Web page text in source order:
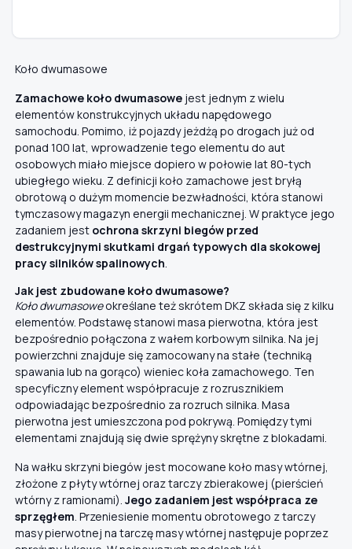
Koło dwumasowe
Zamachowe koło dwumasowe jest jednym z wielu
elementów konstrukcyjnych układu napędowego
samochodu. Pomimo, iż pojazdy jeżdżą po drogach już od
ponad 100 lat, wprowadzenie tego elementu do aut
osobowych miało miejsce dopiero w połowie lat 80-tych
ubiegłego wieku. Z definicji koło zamachowe jest bryłą
obrotową o dużym momencie bezwładności, która stanowi
tymczasowy magazyn energii mechanicznej. W praktyce jego
zadaniem jest ochrona skrzyni biegów przed
destrukcyjnymi skutkami drgań typowych dla skokowej
pracy silników spalinowych.
Jak jest zbudowane koło dwumasowe?
Koło dwumasoweokreślane też skrótem DKZ składa się z kilku
elementów. Podstawę stanowi masa pierwotna, która jest
bezpośrednio połączona z wałem korbowym silnika. Na jej
powierzchni znajduje się zamocowany na stałe (techniką
spawania lub na gorąco) wieniec koła zamachowego. Ten
specyficzny element współpracuje z rozrusznikiem
odpowiadając bezpośrednio za rozruch silnika. Masa
pierwotna jest umieszczona pod pokrywą. Pomiędzy tymi
elementami znajdują się dwie sprężyny skrętne z blokadami.
Na wałku skrzyni biegów jest mocowane koło masy wtórnej,
złożone z płyty wtórnej oraz tarczy zbierakowej (pierścień
wtórny z ramionami). Jego zadaniem jest współpraca ze
sprzęgłem. Przeniesienie momentu obrotowego z tarczy
masy pierwotnej na tarczę masy wtórnej następuje poprzez